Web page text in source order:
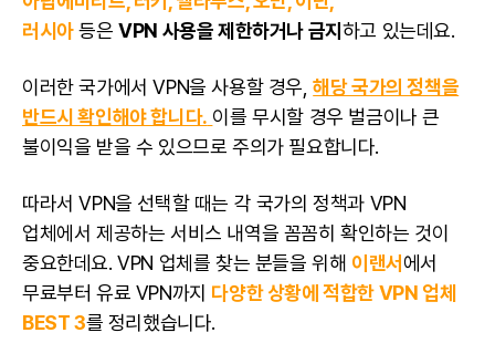
러시아 등은VPN 사용을 제한하거나 금지하고 있는데요.
이러한 국가에서 VPN을 사용할 경우,해당 국가의 정책을
반드시 확인해야 합니다. 이를 무시할 경우 벌금이나 큰
불이익을 받을 수 있으므로 주의가 필요합니다.
따라서 VPN을 선택할 때는 각 국가의 정책과 VPN
업체에서 제공하는 서비스 내역을 꼼꼼히 확인하는 것이
중요한데요. VPN 업체를 찾는 분들을 위해 이랜서에서
무료부터 유료 VPN까지 다양한 상황에 적합한 VPN 업체
BEST 3를 정리했습니다.